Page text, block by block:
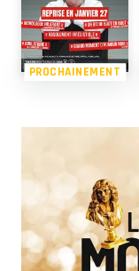
PROCHAINEMENT